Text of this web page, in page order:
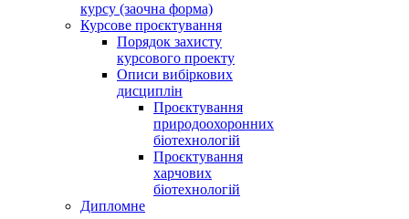
курсу (заочна форма)
Курсове проєктування
Порядок захисту
курсового проекту
Описи вибіркових
дисциплін
Проєктування
природоохоронних
біотехнологій
Проєктування
харчових
біотехнологій
Дипломне